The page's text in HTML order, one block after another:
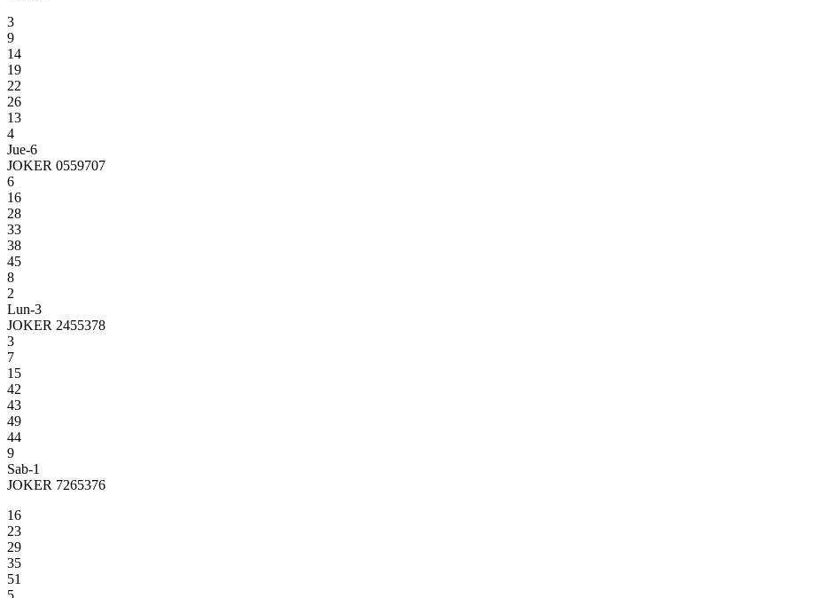
3
9
14
19
22
26
13
4
Jue-6
JOKER 0559707
6
16
28
33
38
45
8
2
Lun-3
JOKER 2455378
3
7
15
42
43
49
44
9
Sab-1
JOKER 7265376
16
23
29
35
51
5